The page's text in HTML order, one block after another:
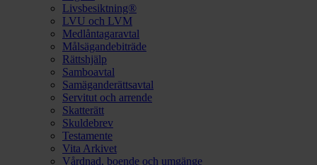
Livsbesiktning®
LVU och LVM
Medlåntagaravtal
Målsägandebiträde
Rättshjälp
Samboavtal
Samäganderättsavtal
Servitut och arrende
Skatterätt
Skuldebrev
Testamente
Vita Arkivet
Vårdnad, boende och umgänge